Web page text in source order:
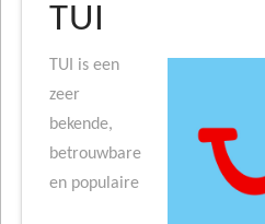
TUI
TUI is een
zeer
bekende,
betrouwbare
en populaire